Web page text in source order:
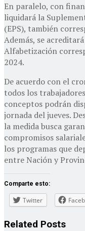
En paralelo, con
liquidará la
(EPS), también
Además, se
Alfabetización
2024.
De acuerdo con el
todos los
conceptos podrán
jornada del jueves.
la medida busca
compromisos
los programas que
entre Nación y
Comparte esto:
Twitter
Related Posts